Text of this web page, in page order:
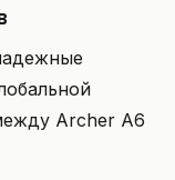
Archer A6